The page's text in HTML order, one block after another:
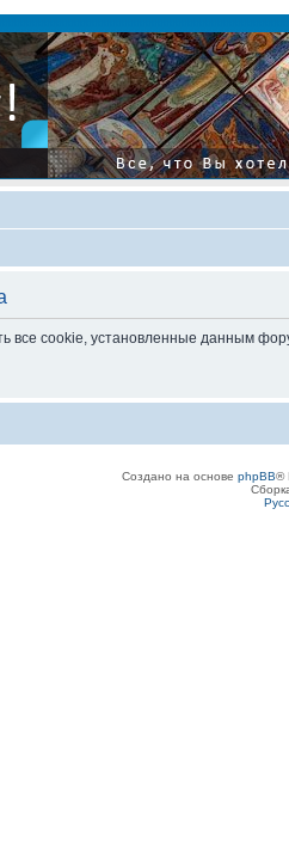
все cookie, установленные данным
Создано на основе phpBB®